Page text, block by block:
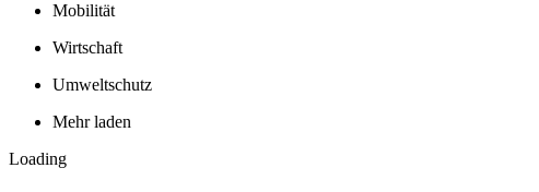
Mobilität
Wirtschaft
Umweltschutz
Mehr laden
Loading